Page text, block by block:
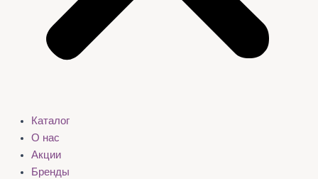
Каталог
О нас
Акции
Бренды